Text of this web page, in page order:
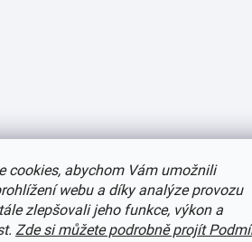
cookies, abychom Vám umožnili
webu a díky analýze provozu
zlepšovali jeho funkce, výkon a
Zde si můžete podrobně projít
cookies